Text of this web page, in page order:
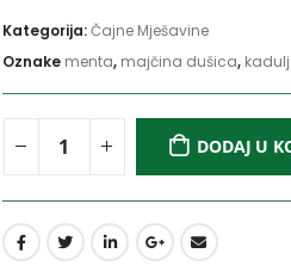
Kategorija:Čajne Mješavine
Oznake menta, majčina dušica,
DODAJ U